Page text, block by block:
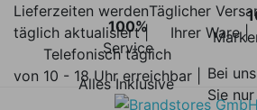
Lieferzeiten werden
täglich aktualisiert |
Täglicher
Ihrer Ware |
Telefonisch täglich
von 10 - 18 Uhr erreichbar |
100%
Service
Alles Inklusive
Bei
Sie